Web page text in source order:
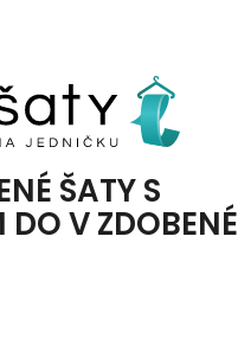
ŠATY S
DO V ZDOBENÉ